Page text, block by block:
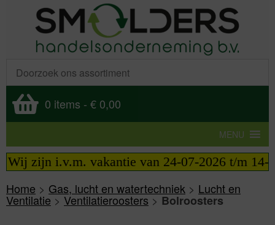
0 items - € 0,00
MENU
i.v.m. vakantie van 24-07-2026 t/m 14-08-
Home > Gas, lucht en watertechniek > Lucht en
Ventilatie>Ventilatieroosters>Bolroosters